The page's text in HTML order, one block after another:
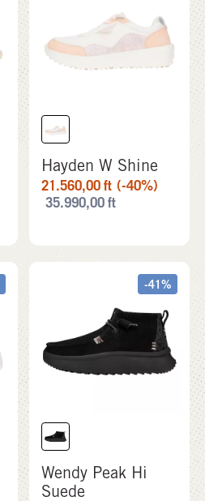
Hayden W Shine
21.560,00ft (-40%)
35.990,00ft
-41%
Wendy Peak Hi
Suede